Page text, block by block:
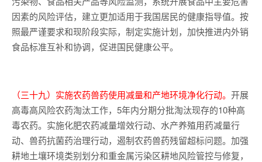
因素的风险评估，建立更加适用于我国居民的健康指导值。按
照最严谨要求和现阶段实际，制定实施计划，加快推进内外销
食品标准互补和协调，促进国民健康公平。
（三十九）实施农药兽药使用减量和产地环境净化行动。 开展
高毒高风险农药淘汰工作，5年内分期分批淘汰现存的10种高
毒农药。实施化肥农药减量增效行动、水产养殖用药减量行
动、兽药抗菌药治理行动，遏制农药兽药残留超标问题。加强
耕地土壤环境类别划分和重金属污染区耕地风险管控与修复，